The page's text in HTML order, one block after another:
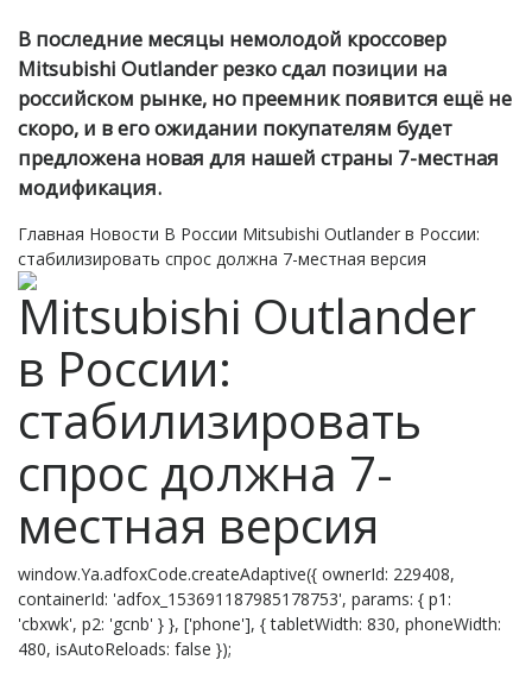
В последние месяцы немолодой кроссовер
Mitsubishi Outlander резко сдал позиции на
российском рынке, но преемник появится ещё не
скоро, и в его ожидании покупателям будет
предложена новая для нашей страны 7-местная
модификация.
Главная Новости В России Mitsubishi Outlander в России:
стабилизировать спрос должна 7-местная версия
Mitsubishi Outlander
в России:
стабилизировать
спрос должна 7-
местная версия
window.Ya.adfoxCode.createAdaptive({ ownerId: 229408,
containerId: 'adfox_153691187985178753', params: { p1:
'cbxwk', p2: 'gcnb' } }, ['phone'], { tabletWidth: 830, phoneWidth:
480, isAutoReloads: false });